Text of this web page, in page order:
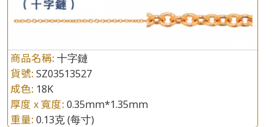
商品名稱: 十字鏈
貨號: SZ03513527
成色: 18K
厚度 x 寬度: 0.35mm*1.35mm
重量: 0.13克(每寸)